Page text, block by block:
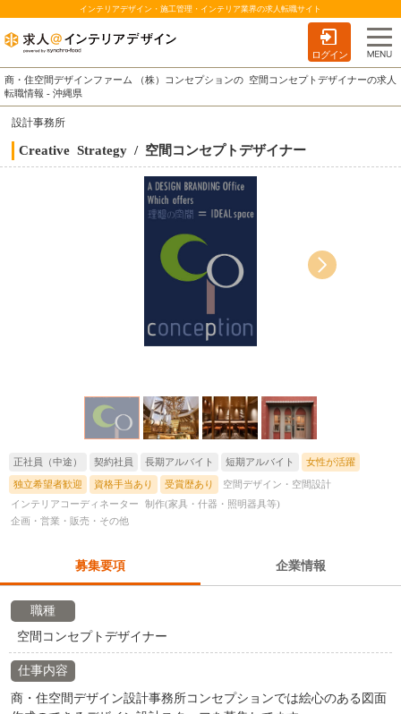
インテリアデザイン・施工管理・インテリア業界の求人転職サイト
ログイン
商・住空間デザインファーム （株）コンセプションの 空間コンセプトデザイナーの求人
転職情報 - 沖縄県
設計事務所
Creative Strategy / 空間コンセプトデザイナー
正社員（中途） 契約社員 長期アルバイト 短期アルバイト 女性が活躍
独立希望者歓迎 資格手当あり 受賞歴あり
空間デザイン・空間設計
インテリアコーディネーター
制作(家具・什器・照明器具等)
企画・営業・販売・その他
募集要項 企業情報
職種
空間コンセプトデザイナー
仕事内容
商・住空間デザイン設計事務所コンセプションでは絵心のある図面